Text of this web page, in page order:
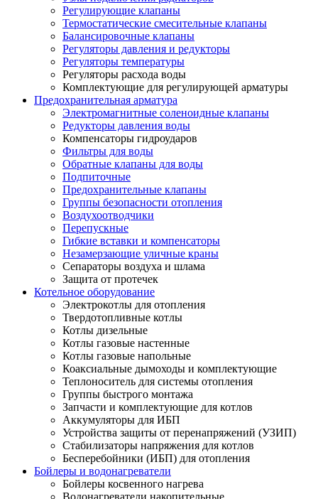
Регулирующие клапаны
Термостатические смесительные клапаны
Балансировочные клапаны
Регуляторы давления и редукторы
Регуляторы температуры
Регуляторы расхода воды
Комплектующие для регулирующей арматуры
Предохранительная арматура
Электромагнитные соленоидные клапаны
Редукторы давления воды
Компенсаторы гидроударов
Фильтры для воды
Обратные клапаны для воды
Подпиточные
Предохранительные клапаны
Группы безопасности отопления
Воздухоотводчики
Перепускные
Гибкие вставки и компенсаторы
Незамерзающие уличные краны
Сепараторы воздуха и шлама
Защита от протечек
Котельное оборудование
Электрокотлы для отопления
Твердотопливные котлы
Котлы дизельные
Котлы газовые настенные
Котлы газовые напольные
Коаксиальные дымоходы и комплектующие
Теплоноситель для системы отопления
Группы быстрого монтажа
Запчасти и комплектующие для котлов
Аккумуляторы для ИБП
Устройства защиты от перенапряжений (УЗИП)
Стабилизаторы напряжения для котлов
Бесперебойники (ИБП) для отопления
Бойлеры и водонагреватели
Бойлеры косвенного нагрева
Водонагреватели накопительные